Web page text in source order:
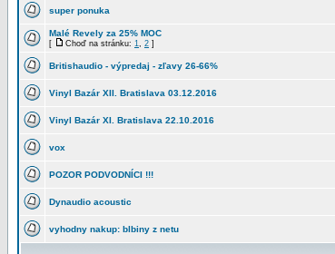
super ponuka
Malé Revely za 25% MOC
[ Choď na stránku: 1, 2 ]
Britishaudio - výpredaj - zľavy 26-66%
Vinyl Bazár XII. Bratislava 03.12.2016
Vinyl Bazár XI. Bratislava 22.10.2016
vox
POZOR PODVODNÍCI !!!
Dynaudio acoustic
vyhodny nakup: blbiny z netu